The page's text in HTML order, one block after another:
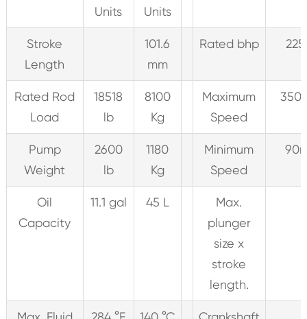
Units
Units
Stroke
Length
101.6
mm
Rated bhp
Rated Rod
Load
18518
lb
8100
Kg
Maximum
Speed
350
Pump
Weight
2600
lb
1180
Kg
Minimum
Speed
Oil
Capacity
11.1 gal 45 L
Max.
plunger
size x
stroke
length.